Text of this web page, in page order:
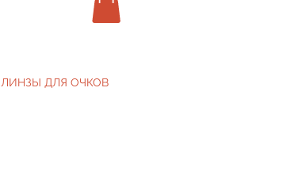
ЛИНЗЫ ДЛЯ ОЧКОВ